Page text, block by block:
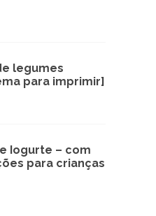
legumes
para imprimir]
Iogurte – com
para crianças